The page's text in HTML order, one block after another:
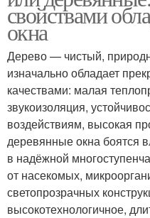
свойствами
окна
Дерево — чистый,
изначально обладает
качествами: малая
звукоизоляция,
воздействиям, высокая
деревянные окна боятся
в надёжной
от насекомых,
светопрозрачных
высокотехнологичное,